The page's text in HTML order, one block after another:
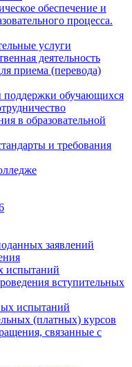
обеспечение и
процесса.
услуги
деятельность
приема (перевода)
обучающихся
в образовательной
и требования
заявлений
испытаний
вступительных
испытаний
(платных) курсов
связанные с